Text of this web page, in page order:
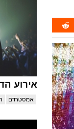
אירוע
אמסטרדם